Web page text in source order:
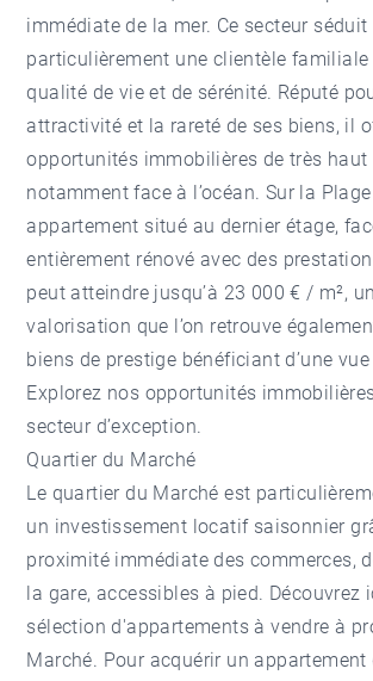
immédiate de la mer. Ce secteur séduit
particulièrement une clientèle familiale
qualité de vie et de sérénité. Réputé
attractivité et la rareté de ses biens, il
opportunités immobilières de très haut
notamment face à l’océan. Sur la
appartement situé au dernier étage,
entièrement rénové avec des
peut atteindre jusqu’à 23 000 € / m²,
valorisation que l’on retrouve
biens de prestige bénéficiant d’une
Explorez nos opportunités
secteur d’exception.
Quartier du Marché
Le quartier du Marché est
un investissement locatif saisonnier
proximité immédiate des commerces,
la gare, accessibles à pied. Découvrez
sélection d'appartements à vendre à
Marché. Pour acquérir un appartement